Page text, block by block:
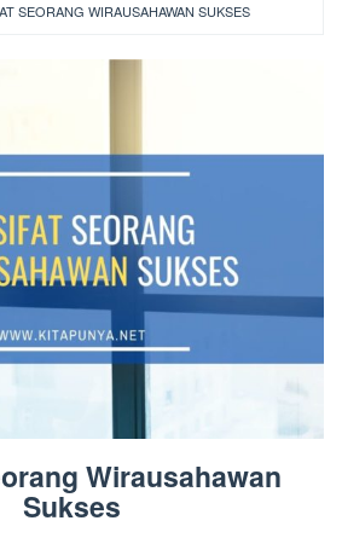
SEORANG WIRAUSAHAWAN SUKSES
Wirausahawan
Sukses